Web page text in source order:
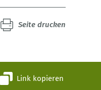
Seite drucken
Link kopieren